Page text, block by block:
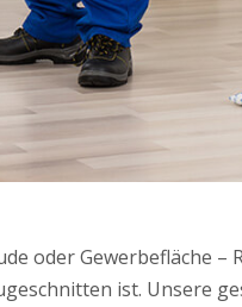
oder Gewerbefläche
ist. Unsere